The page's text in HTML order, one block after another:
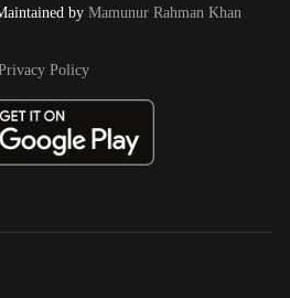
by Mamunur Rahman Khan
Policy